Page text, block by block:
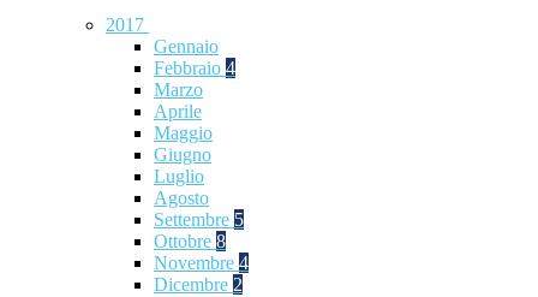
2017
Gennaio
Febbraio 4
Marzo
Aprile
Maggio
Giugno
Luglio
Agosto
Settembre 5
Ottobre 8
Novembre 4
Dicembre 2